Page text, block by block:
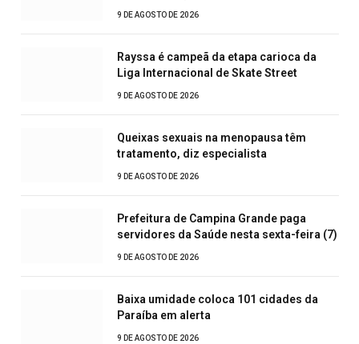
9 DE AGOSTO DE 2026
Rayssa é campeã da etapa carioca da
Liga Internacional de Skate Street
9 DE AGOSTO DE 2026
Queixas sexuais na menopausa têm
tratamento, diz especialista
9 DE AGOSTO DE 2026
Prefeitura de Campina Grande paga
servidores da Saúde nesta sexta-feira (7)
9 DE AGOSTO DE 2026
Baixa umidade coloca 101 cidades da
Paraíba em alerta
9 DE AGOSTO DE 2026